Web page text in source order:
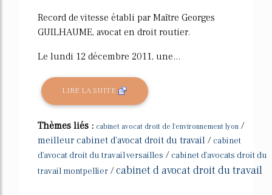
Record de vitesse établi par Maître Georges
GUILHAUME, avocat en droit routier.
Le lundi 12 décembre 2011, une...
LIRE LA SUITE
Thèmes liés : cabinet avocat droit de l'environnement lyon /
meilleur cabinet d'avocat droit du travail / cabinet
d'avocat droit du travail versailles / cabinet d'avocats droit du
travail montpellier /cabinet d avocat droit du travail